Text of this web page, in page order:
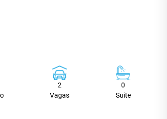
2
Vagas
0
Suite